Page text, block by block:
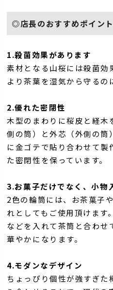
◎店長のおすすめポイント
1.殺菌効果があります
素材となる山桜には殺菌効
より茶葉を湿気から守るの
2.優れた密閉性
木型のまわりに桜皮と経木
側の筒）と外芯（外側の筒
に金ゴテで貼り合わせて製
た密閉性を保っています。
3.お菓子だけでなく、小物
2色の輪筒には、お茶菓子
れとしてもご使用頂けます
などを入れて茶筒と合わせ
華やかになります。
4.モダンなデザイン
ちょっぴり個性が強すぎた